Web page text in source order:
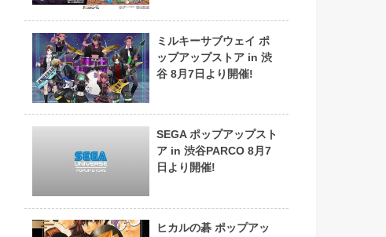
ミルキーサブウェイ ポ
ップアップストア in 渋
谷 8月7日より開催!
SEGA ポップアップスト
ア in 渋谷PARCO 8月7
日より開催!
ヒカルの碁 ポップアッ